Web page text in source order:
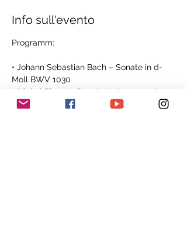
Info sull'evento
Programm:
• Johann Sebastian Bach – Sonate in d-
Moll BWV 1030
• Michel Blavet - Sonata La Lumague in c-
Moll